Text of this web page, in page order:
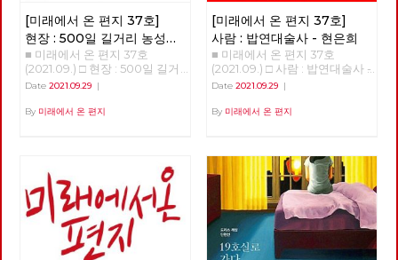
다. 세계 곳곳에서 코로나와 함
께 상당히 새로운, 그러나 사실
새롭지도 않은 현상이 일어나는
것 같다. 국가 본위의 시대가 열
리고 있다. 코로나로 가시화되었
지만 예전에도 그 지점이 보였
다. 분수령은 2008년 자본주의
의 전체적 위기 상황이었다. 그
블록 위주의 경제 시대가 온 것
이다. 현재 금융이 아닌 실물 경
제에서 생산량이 가장 많은 나라
는 이제 더이상 미국이 아닌 중
국이다. 제조업과 농업 등 실물
경제에서는 그렇다. 통계를 보면
[미래에서 온 편지 37호]
현장 : 500일 길거리 농성의
대답
■ 미래에서 온 편지 37호
(2021.09.) □ 현장 : 500일 길거
리 농성의 대답 500일 길거리
시당위원장 아시아나 케이오 노
지, 박정남 부지부장 동지, 김정
남 전지부장 동지, 기노진 감사
동지, 김하경 동지 다섯 분의 동
지들은 복직을 위해 서울고용노
동청을 점거하고 단식농성을 하
고, 뜨거운 아스팔트 위에서 삼
보일배를 하고, 투쟁문화제를 열
Date 2021.09.29 |
By 미래에서 온 편지
[미래에서 온 편지 37호]
사람 : 밥연대술사 - 현은희
■ 미래에서 온 편지 37호
(2021.09.) □ 사람 : 밥연대술사 -
현은희 투쟁하는 이들에게 전하
아내는 현은희 동지를 만났습니
해도 돼요.’라고 적힌 편지를 받
았을 때, ‘연대가 저분들에게 정
말 희망이 되었구나‘ 라는 생각
에 너무 좋은 거에요. - 인터뷰
中에서 - 안보영, 적야 편집위원
Date 2021.09.29|
By 미래에서 온 편지